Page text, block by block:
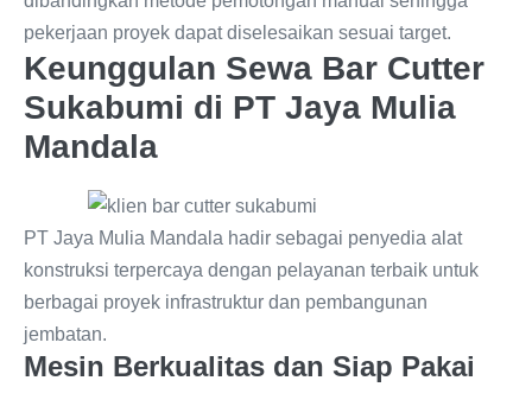
pekerjaan proyek dapat diselesaikan sesuai target.
Keunggulan Sewa Bar Cutter
Sukabumi di PT Jaya Mulia
Mandala
PT Jaya Mulia Mandala hadir sebagai penyedia alat
konstruksi terpercaya dengan pelayanan terbaik untuk
berbagai proyek infrastruktur dan pembangunan
jembatan.
Mesin Berkualitas dan Siap Pakai